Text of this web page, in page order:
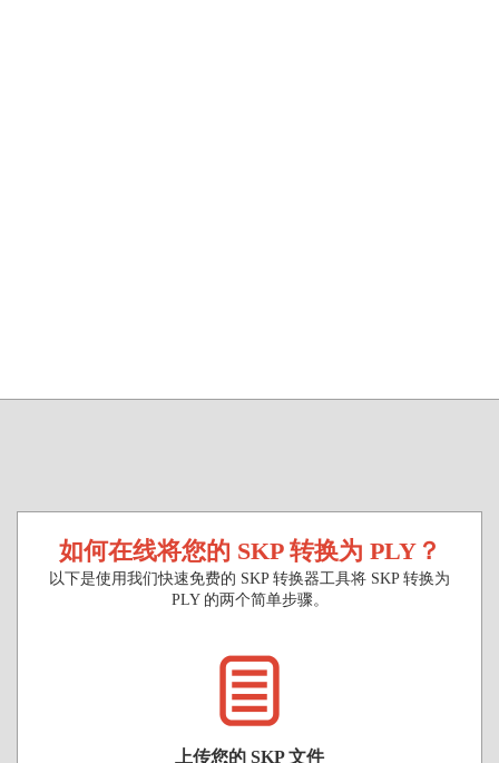
如何在线将您的 SKP 转换为 PLY？
以下是使用我们快速免费的 SKP 转换器工具将 SKP 转换为
PLY 的两个简单步骤。
上传您的 SKP 文件